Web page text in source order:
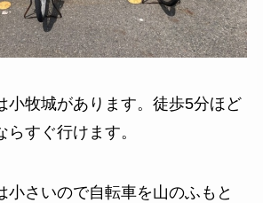
小牧城があります。徒歩5分ほど
すぐ行けます。
小さいので自転車を山のふもと